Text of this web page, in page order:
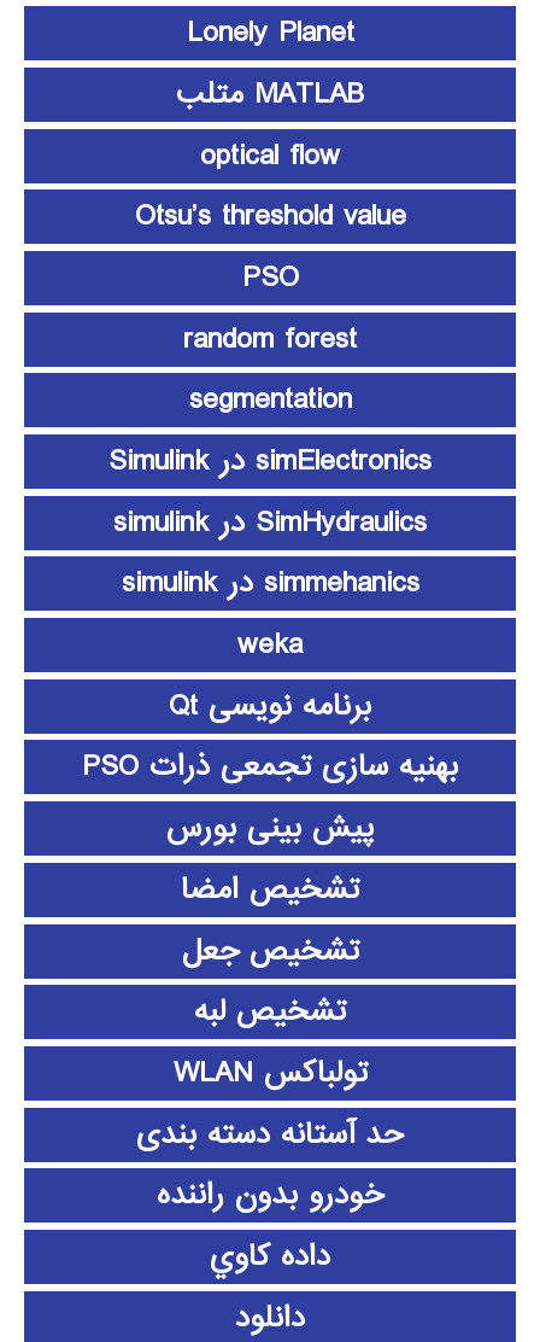
Lonely Planet
MATLAB متلب
optical flow
Otsu’s threshold value
PSO
random forest
segmentation
simElectronics در Simulink
SimHydraulics در simulink
simmehanics در simulink
weka
برنامه نویسی Qt
بهنیه سازی تجمعی ذرات PSO
پیش بینی بورس
تشخیص امضا
تشخیص جعل
تشخیص لبه
تولباکس WLAN
حد آستانه دسته بندی
خودرو بدون راننده
داده كاوي
دانلود